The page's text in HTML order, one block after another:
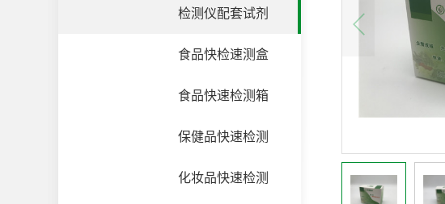
检测仪配套试剂
食品快检速测盒
食品快速检测箱
保健品快速检测
化妆品快速检测